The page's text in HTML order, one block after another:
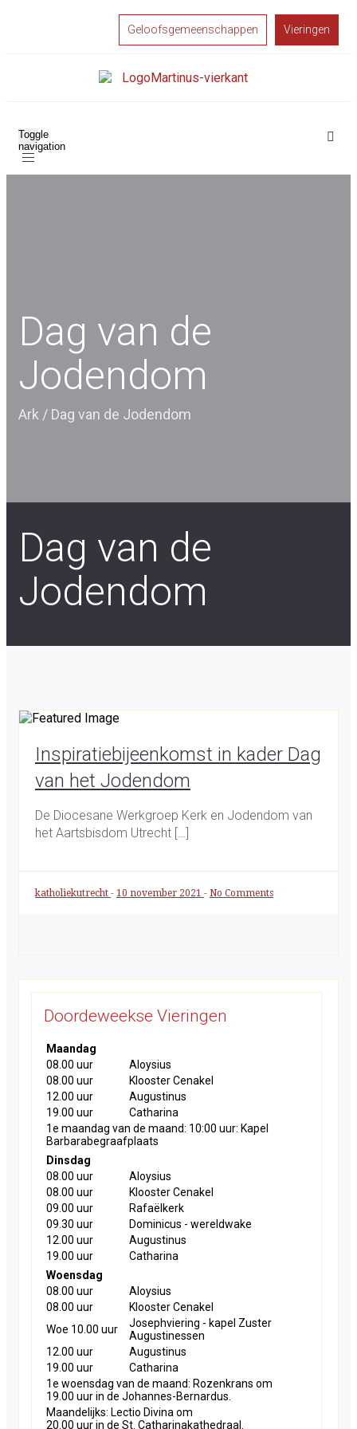
Geloofsgemeenschappen Vieringen
Toggle
navigation
Dag van de
Jodendom
Ark / Dag van de Jodendom
Dag van de
Jodendom
Inspiratiebijeenkomst in kader Dag
van het Jodendom
De Diocesane Werkgroep Kerk en Jodendom van
het Aartsbisdom Utrecht […]
katholiekutrecht - 10 november 2021 - No Comments
Doordeweekse Vieringen
Maandag
08.00 uur
Aloysius
08.00 uur
Klooster Cenakel
12.00 uur
Augustinus
19.00 uur
Catharina
1e maandag van de maand: 10:00 uur: Kapel
Barbarabegraafplaats
Dinsdag
08.00 uur
Aloysius
08.00 uur
Klooster Cenakel
09.00 uur
Rafaëlkerk
09.30 uur
Dominicus - wereldwake
12.00 uur
Augustinus
19.00 uur
Catharina
Woensdag
08.00 uur
Aloysius
08.00 uur
Klooster Cenakel
Woe 10.00 uur
Josephviering - kapel Zuster
Augustinessen
12.00 uur
Augustinus
19.00 uur
Catharina
1e woensdag van de maand: Rozenkrans om
19.00 uur in de Johannes-Bernardus.
Maandelijks: Lectio Divina om
20.00 uur in de St. Catharinakathedraal.